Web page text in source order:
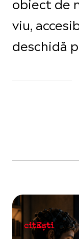
viu,
deschidă